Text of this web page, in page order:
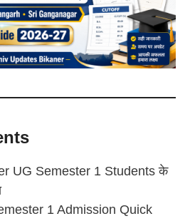
UG Semester 1 Students के
1 Admission Quick